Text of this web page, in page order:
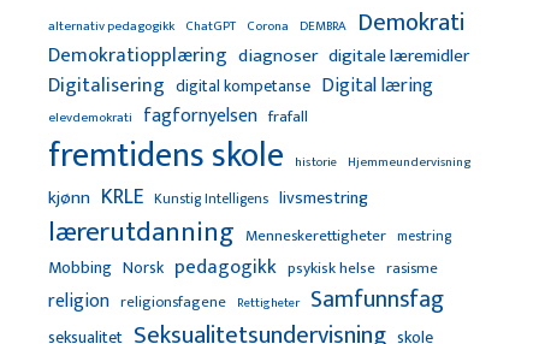
alternativ pedagogikk ChatGPT Corona DEMBRA Demokrati
Demokratiopplæring diagnoser digitale læremidler
Digitalisering digital kompetanse Digital læring
elevdemokrati fagfornyelsen frafall
fremtidens skole historie Hjemmeundervisning
kjønn KRLE Kunstig Intelligens livsmestring
lærerutdanning Menneskerettigheter mestring
Mobbing Norsk pedagogikk psykisk helse rasisme
religion religionsfagene Rettigheter Samfunnsfag
seksualitet Seksualitetsundervisning skole